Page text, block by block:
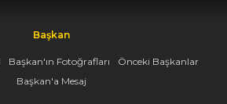
Başkan
Başkan'ın Fotoğrafları
Önceki Başkanlar
Başkan'a Mesaj